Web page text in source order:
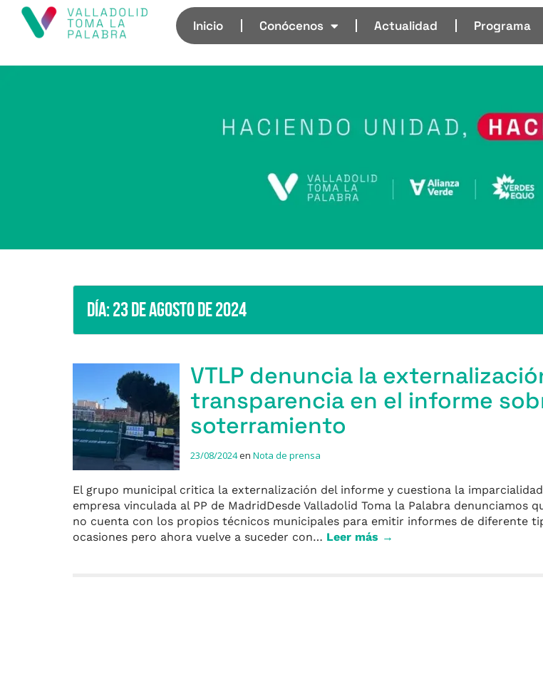
Inicio Conócenos Actualidad Programa
Día:23 de agosto de 2024
VTLP denuncia la
transparencia en el informe
soterramiento
23/08/2024en Nota de prensa
El grupo municipal critica la externalización del informe y cuestiona la
empresa vinculada al PP de MadridDesde Valladolid Toma la Palabra denunciamos
no cuenta con los propios técnicos municipales para emitir informes de diferente
ocasiones pero ahora vuelve a suceder con… Leer más →